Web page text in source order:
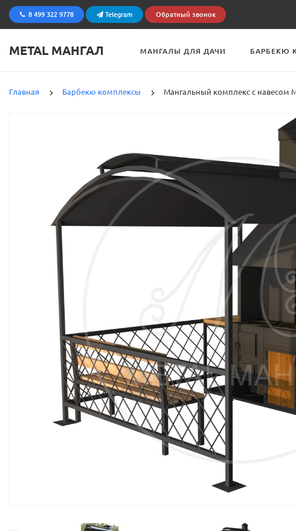
8 499 322 9778 Telegram Обратный звонок
METAL МАНГАЛ МАНГАЛЫ ДЛЯ ДАЧИ БАРБЕКЮ
Главная Барбекю комплексы Мангальный комплекс с навесом